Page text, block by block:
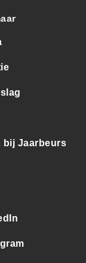
bij Jaarbeurs